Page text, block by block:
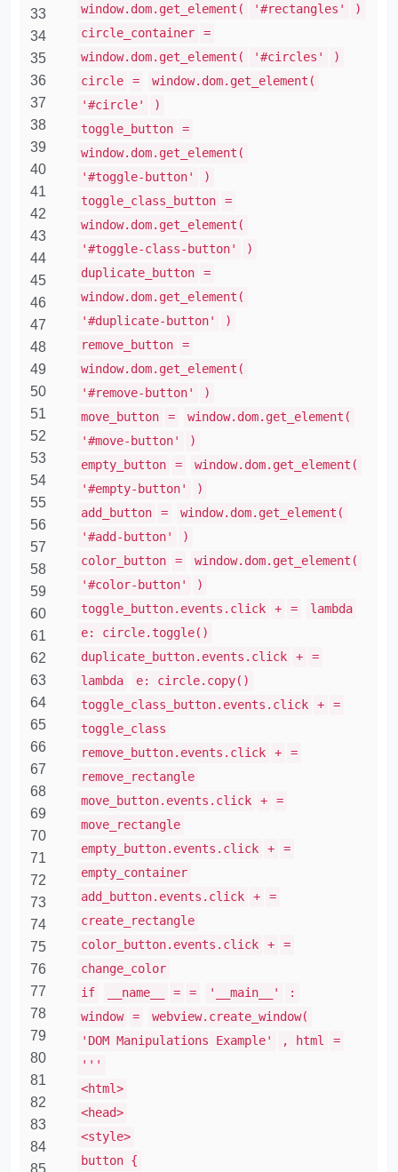
33
34
35
36
37
38
39
40
41
42
43
44
45
46
47
48
49
50
51
52
53
54
55
56
57
58
59
60
61
62
63
64
65
66
67
68
69
70
71
72
73
74
75
76
77
78
79
80
81
82
83
84
85
window.dom.get_element(
'#rectangles'
)
circle_container
=
window.dom.get_element(
'#circles'
)
circle
=
window.dom.get_element(
'#circle'
)
toggle_button
=
window.dom.get_element(
'#toggle-button'
)
toggle_class_button
=
window.dom.get_element(
'#toggle-class-button'
)
duplicate_button
=
window.dom.get_element(
'#duplicate-button'
)
remove_button
=
window.dom.get_element(
'#remove-button'
)
move_button
=
window.dom.get_element(
'#move-button'
)
empty_button
=
window.dom.get_element(
'#empty-button'
)
add_button
=
window.dom.get_element(
'#add-button'
)
color_button
=
window.dom.get_element(
'#color-button'
)
toggle_button.events.click
+ =
lambda
e: circle.toggle()
duplicate_button.events.click
+
=
lambda
e: circle.copy()
toggle_class_button.events.click
+
=
toggle_class
remove_button.events.click
+
=
remove_rectangle
move_button.events.click
+
=
move_rectangle
empty_button.events.click
+
=
empty_container
add_button.events.click
+
=
create_rectangle
color_button.events.click
+
=
change_color
if
__name__ = = '__main__'
:
window
=
webview.create_window(
'DOM Manipulations Example'
, html
=
'''
<html>
<head>
<style>
button {